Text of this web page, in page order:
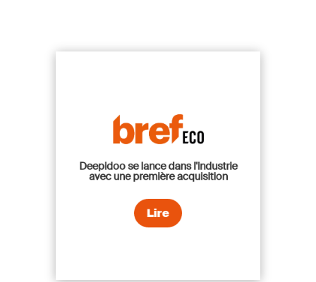
Deepidoo se lance dans l'industrie
avec une première acquisition
Lire